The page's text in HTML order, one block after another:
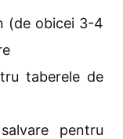
(de obicei 3-4
taberele de
pentru